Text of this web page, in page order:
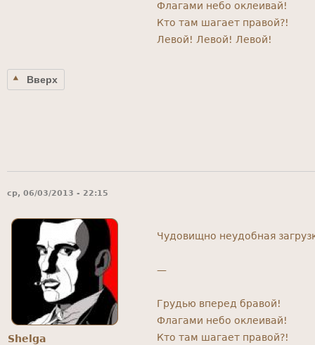
Флагами небо оклеивай!
Кто там шагает правой?!
Левой! Левой! Левой!
Вверх
ср, 06/03/2013 - 22:15
Shelga
Чудовищно неудобная
—
Грудью вперед бравой!
Флагами небо оклеивай!
Кто там шагает правой?!